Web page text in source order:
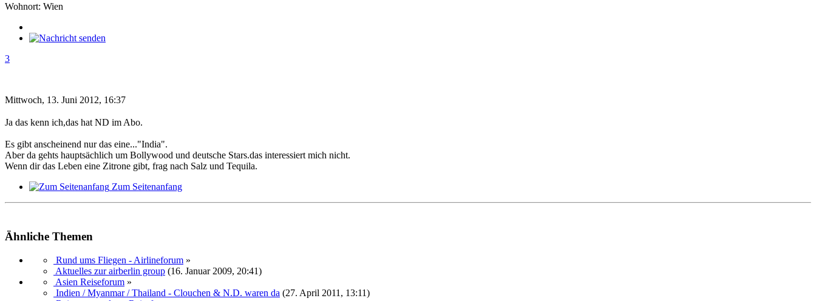
Wohnort: Wien
3
Mittwoch, 13. Juni 2012, 16:37
Ja das kenn ich,das hat ND im Abo.
Es gibt anscheinend nur das eine..."India".
Aber da gehts hauptsächlich um Bollywood und deutsche Stars.das interessiert mich nicht.
Wenn dir das Leben eine Zitrone gibt, frag nach Salz und Tequila.
Zum Seitenanfang
Ähnliche Themen
Rund ums Fliegen - Airlineforum »
Aktuelles zur airberlin group (16. Januar 2009, 20:41)
Asien Reiseforum »
Indien / Myanmar / Thailand - Clouchen & N.D. waren da (27. April 2011, 13:11)